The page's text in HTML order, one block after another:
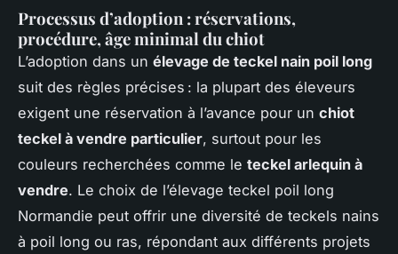
Processus d’adoption : réservations,
procédure, âge minimal du chiot
L’adoption dans un élevage de teckel nain poil long
suit des règles précises : la plupart des éleveurs
exigent une réservation à l’avance pour un chiot
teckel à vendre particulier, surtout pour les
couleurs recherchées comme le teckel arlequin à
vendre. Le choix de l’élevage teckel poil long
Normandie peut offrir une diversité de teckels nains
à poil long ou ras, répondant aux différents projets